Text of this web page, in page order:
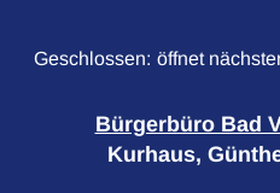
Klicken, um weitere
Geschlossen: öffnet
Bürgerbüro Bad
Kurhaus,